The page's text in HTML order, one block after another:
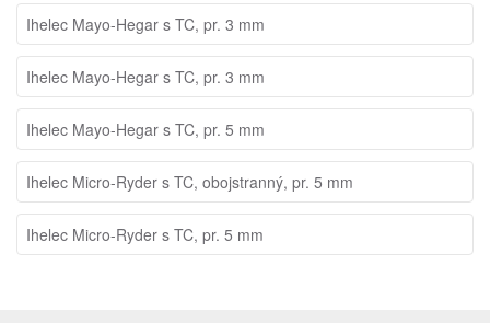
Ihelec Mayo-Hegar s TC, pr. 3 mm
Ihelec Mayo-Hegar s TC, pr. 3 mm
Ihelec Mayo-Hegar s TC, pr. 5 mm
Ihelec Micro-Ryder s TC, obojstranný, pr. 5 mm
Ihelec Micro-Ryder s TC, pr. 5 mm